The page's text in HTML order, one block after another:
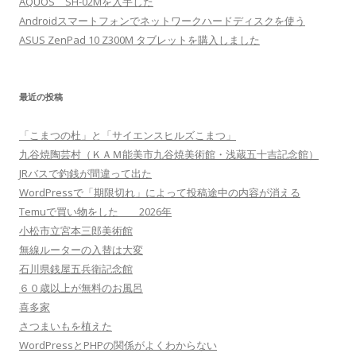
Androidスマートフォンでネットワークハードディスクを使う
ASUS ZenPad 10 Z300M タブレットを購入しました
最近の投稿
「こまつの杜」と「サイエンスヒルズこまつ」
九谷焼陶芸村（ＫＡＭ能美市九谷焼美術館・浅蔵五十吉記念館）
JRバスで釣銭が間違って出た
WordPressで「期限切れ」によって投稿途中の内容が消える
Temuで買い物をした 2026年
小松市立宮本三郎美術館
無線ルーターの入替は大変
石川県銭屋五兵衛記念館
６０歳以上が無料のお風呂
喜多家
さつまいもを植えた
WordPressとPHPの関係がよくわからない